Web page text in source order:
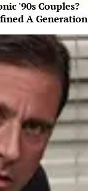
'90s Couples?
A Generation